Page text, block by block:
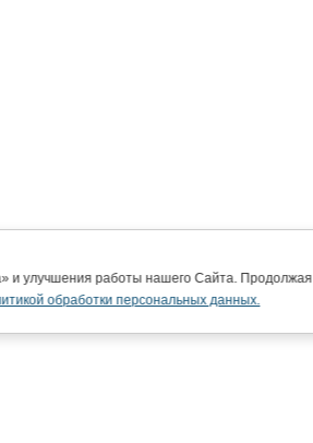
и улучшения работы нашего Сайта. Продолжая
обработки персональных данных.